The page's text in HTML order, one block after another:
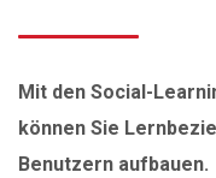
Mit den Social-
können Sie
Benutzern aufbauen.